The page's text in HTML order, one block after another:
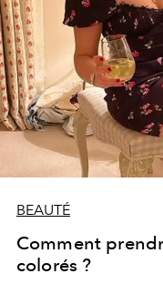
BEAUTÉ
Comment
colorés ?